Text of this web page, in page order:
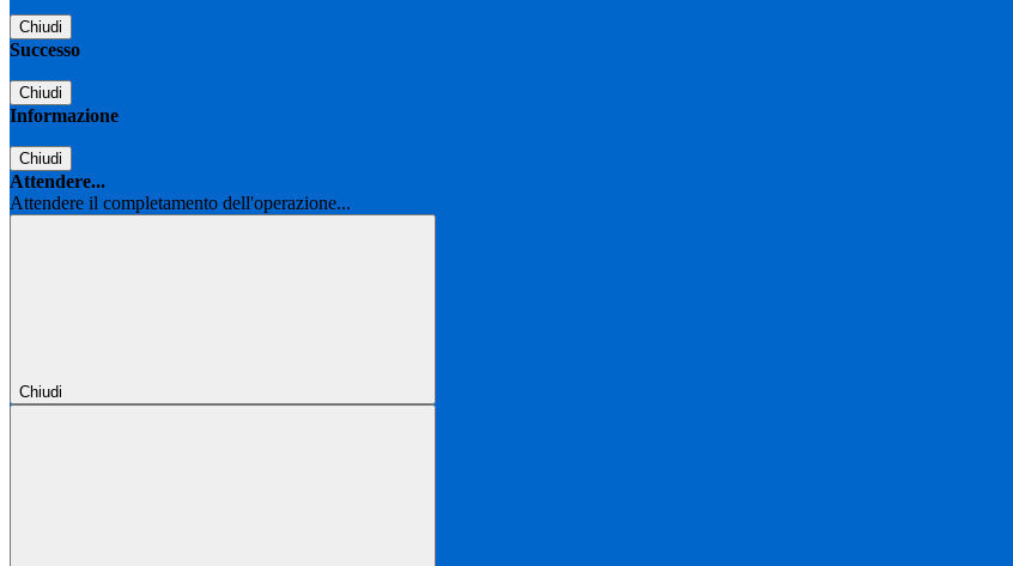
Chiudi
Successo
Chiudi
Informazione
Chiudi
Attendere...
Attendere il completamento dell'operazione...
Chiudi